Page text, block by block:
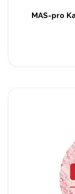
MAS-pro